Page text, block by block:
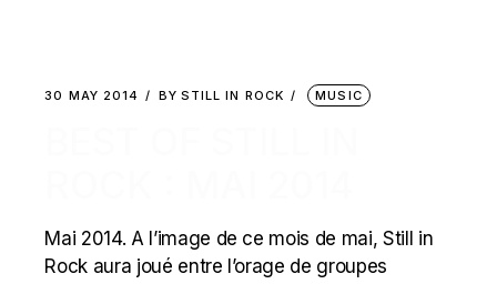
30 MAY 2014 BY STILL IN ROCK MUSIC
Mai 2014. A l’image de ce mois de mai, Still in
Rock aura joué entre l’orage de groupes